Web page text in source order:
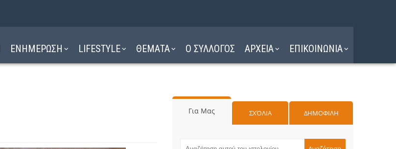
ΕΝΗΜΕΡΩΣΗ LIFESTYLE ΘΕΜΑΤΑ Ο ΣΥΛΛΟΓΟΣ ΑΡΧΕΙΑ ΕΠΙΚΟΙΝΩΝΙΑ
Για Μας ΣΧΌΛΙΑ ΔΗΜΟΦΙΛΗ